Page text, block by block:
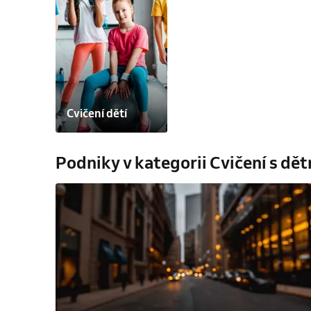
Cvičení dětí
Podniky v kategorii Cvičení s